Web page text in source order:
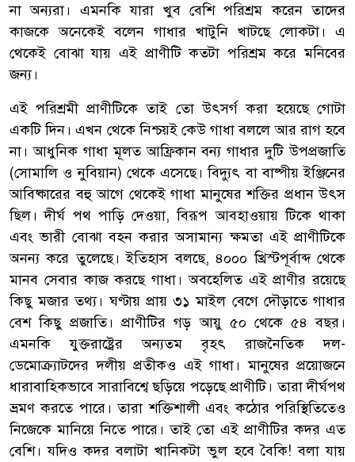
না অন্যরা। এমনকি যারা খুব বেশি পরিশ্রম করেন তাদের
কাজকে অনেকেই বলেন গাধার খাটুনি খাটছে লোকটা। এ
থেকেই বোঝা যায় এই প্রাণীটি কতটা পরিশ্রম করে মনিবের
জন্য।
এই পরিশ্রমী প্রাণীটিকে তাই তো উৎসর্গ করা হয়েছে গোটা
একটি দিন। এখন থেকে নিশ্চয়ই কেউ গাধা বললে আর রাগ হবে
না। আধুনিক গাধা মূলত আফ্রিকান বন্য গাধার দুটি উপপ্রজাতি
(সোমালি ও নুবিয়ান) থেকে এসেছে। বিদ্যুৎ বা বাষ্পীয় ইঞ্জিনের
আবিষ্কারের বহু আগে থেকেই গাধা মানুষের শক্তির প্রধান উৎস
ছিল। দীর্ঘ পথ পাড়ি দেওয়া, বিরূপ আবহাওয়ায় টিকে থাকা
এবং ভারী বোঝা বহন করার অসামান্য ক্ষমতা এই প্রাণীটিকে
অনন্য করে তুলেছে। ইতিহাস বলছে, ৪০০০ খ্রিস্টপূর্বাব্দ থেকে
মানব সেবার কাজ করছে গাধা। অবহেলিত এই প্রাণীর রয়েছে
কিছু মজার তথ্য। ঘণ্টায় প্রায় ৩১ মাইল বেগে দৌড়াতে গাধার
বেশ কিছু প্রজাতি। প্রাণীটির গড় আয়ু ৫০ থেকে ৫৪ বছর।
এমনকি যুক্তরাষ্ট্রের অন্যতম বৃহৎ রাজনৈতিক দল-
ডেমোক্র্যাটদের দলীয় প্রতীকও এই গাধা। মানুষের প্রয়োজনে
ধারাবাহিকভাবে সারাবিশ্বে ছড়িয়ে পড়েছে প্রাণীটি। তারা দীর্ঘপথ
ভ্রমণ করতে পারে। তারা শক্তিশালী এবং কঠোর পরিস্থিতিতেও
নিজেকে মানিয়ে নিতে পারে। তাই তো এই প্রাণীটির কদর এত
বেশি। যদিও কদর বলাটা খানিকটা ভুল হবে বৈকি! বলা যায়